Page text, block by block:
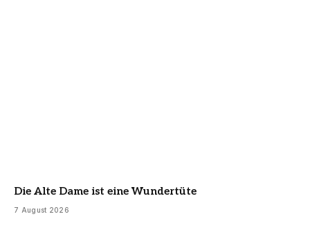
Die Alte Dame ist eine Wundertüte
7 August 2026